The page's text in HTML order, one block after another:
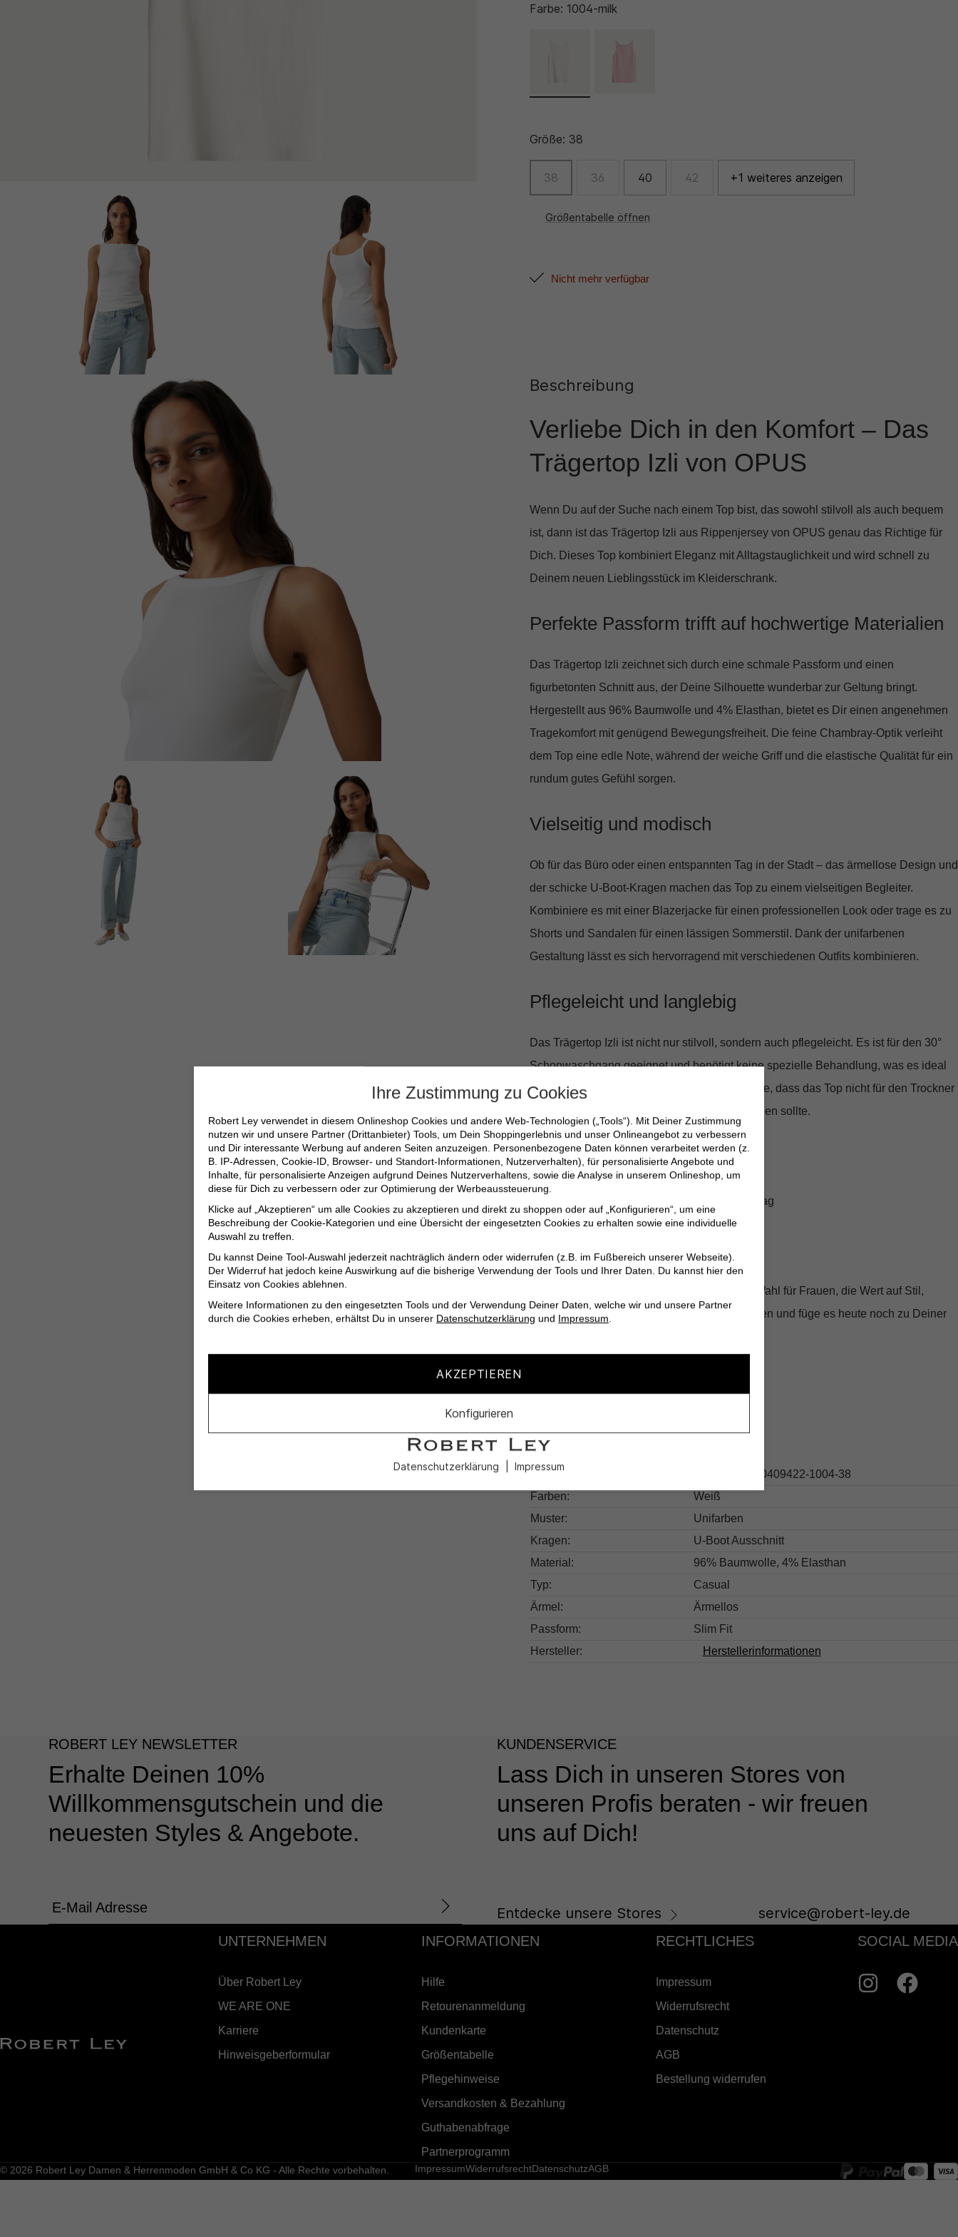
Farbe: 1004-milk
Größe: 38
38 36 40 42 +1 weiteres anzeigen
Größentabelle öffnen
Nicht mehr verfügbar
Beschreibung
Verliebe Dich in den Komfort – Das
Trägertop Izli von OPUS
Wenn Du auf der Suche nach einem Top bist, das sowohl stilvoll als auch bequem
ist, dann ist das Trägertop Izli aus Rippenjerseyvon OPUS genau das Richtige für
Dich. Dieses Top kombiniert Eleganz mit Alltagstauglichkeit und wird schnell zu
Deinem neuen Lieblingsstück im Kleiderschrank.
Perfekte Passform trifft auf hochwertige Materialien
Das Trägertop Izli zeichnet sich durch eine schmale Passformund einen
figurbetonten Schnittaus, der Deine Silhouette wunderbar zur Geltung bringt.
Hergestellt aus 96% Baumwolle und 4% Elasthan, bietet es Dir einen angenehmen
Tragekomfort mit genügend Bewegungsfreiheit. Die feine Chambray-Optik verleiht
dem Top eine edle Note, während der weiche Griff und die elastische Qualität für ein
rundum gutes Gefühl sorgen.
Vielseitig und modisch
Ob für das Büro oder einen entspannten Tag in der Stadt – das ärmellose Design und
der schicke U-Boot-Kragen machen das Top zu einem vielseitigen Begleiter.
Kombiniere es mit einer Blazerjacke für einen professionellen Look oder trage es zu
Shorts und Sandalen für einen lässigen Sommerstil. Dank der unifarbenen
Gestaltung lässt es sich hervorragend mit verschiedenen Outfits kombinieren.
Pflegeleicht und langlebig
Das Trägertop Izli ist nicht nur stilvoll, sondern auch pflegeleicht. Es ist für den 30°
Schonwaschganggeeignet und benötigt keine spezielle Behandlung, was es ideal
für den häufigen Gebrauch macht. Bitte beachte, dass das Top nicht für den Trockner
geeignet ist und nur mäßig heiß gebügelt werden sollte.
Schmale und figurbetonte Passform
Hochwertiges Material mit 96% Baumwolle
Elastisch und komfortabel für den ganzen Tag
Leicht zu pflegen und langlebig
Das Trägertop Izli von OPUS ist die perfekte Wahl für Frauen, die Wert auf Stil,
Komfort und Qualität legen. Lass es nicht warten und füge es heute noch zu Deiner
Produktdetails
Produktnummer:
267.10553510409422-1004-38
Farben:
Weiß
Muster:
Unifarben
Kragen:
U-Boot Ausschnitt
Material:
96% Baumwolle, 4% Elasthan
Typ:
Casual
Ärmel:
Ärmellos
Passform:
Slim Fit
Hersteller:
Herstellerinformationen
ROBERT LEY NEWSLETTER
Erhalte Deinen 10%
Willkommensgutschein und die
neuesten Styles & Angebote.
E-Mail Adresse
KUNDENSERVICE
Lass Dich in unseren Stores von
unseren Profis beraten - wir freuen
uns auf Dich!
Entdecke unsere Stores service@robert-ley.de
UNTERNEHMEN
Über Robert Ley
WE ARE ONE
Karriere
Hinweisgeberformular
INFORMATIONEN
Hilfe
Retourenanmeldung
Kundenkarte
Größentabelle
Pflegehinweise
Versandkosten & Bezahlung
Guthabenabfrage
Partnerprogramm
RECHTLICHES
Impressum
Widerrufsrecht
Datenschutz
AGB
Bestellung widerrufen
SOCIAL MEDIA
© 2026 Robert Ley Damen & Herrenmoden GmbH & Co KG - Alle Rechte vorbehalten. ImpressumWiderrufsrechtDatenschutzAGB
Ihre Zustimmung zu Cookies
Robert Ley verwendet in diesem Onlineshop Cookies und andere Web-Technologien („Tools“). Mit Deiner Zustimmung
nutzen wir und unsere Partner (Drittanbieter) Tools, um Dein Shoppingerlebnis und unser Onlineangebot zu verbessern
und Dir interessante Werbung auf anderen Seiten anzuzeigen. Personenbezogene Daten können verarbeitet werden (z.
B. IP-Adressen, Cookie-ID, Browser- und Standort-Informationen, Nutzerverhalten), für personalisierte Angebote und
Inhalte, für personalisierte Anzeigen aufgrund Deines Nutzerverhaltens, sowie die Analyse in unserem Onlineshop, um
diese für Dich zu verbessern oder zur Optimierung der Werbeaussteuerung.
Klicke auf „Akzeptieren“ um alle Cookies zu akzeptieren und direkt zu shoppen oder auf „Konfigurieren“, um eine
Beschreibung der Cookie-Kategorien und eine Übersicht der eingesetzten Cookies zu erhalten sowie eine individuelle
Auswahl zu treffen.
Du kannst Deine Tool-Auswahl jederzeit nachträglich ändern oder widerrufen (z.B. im Fußbereich unserer Webseite).
Der Widerruf hat jedoch keine Auswirkung auf die bisherige Verwendung der Tools und Ihrer Daten. Du kannst hier den
Einsatz von Cookies ablehnen.
Weitere Informationen zu den eingesetzten Tools und der Verwendung Deiner Daten, welche wir und unsere Partner
durch die Cookies erheben, erhältst Du in unserer Datenschutzerklärung und Impressum.
AKZEPTIEREN
Konfigurieren
Datenschutzerklärung Impressum